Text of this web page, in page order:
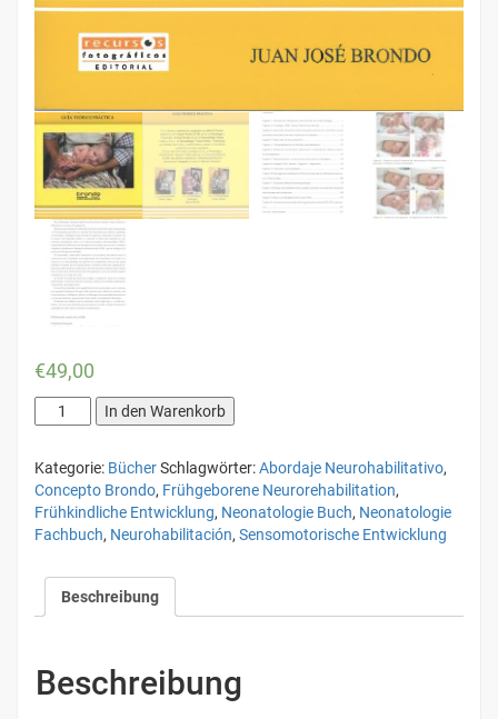
€49,00
Concepto
Brondo
Abordaje
Neurohabilitativo
en
Neonatología
Guía
Teórico-
In den Warenkorb
Kategorie: BücherSchlagwörter:Abordaje Neurohabilitativo,
Concepto Brondo, Frühgeborene Neurorehabilitation,
Frühkindliche Entwicklung, Neonatologie Buch, Neonatologie
Fachbuch, Neurohabilitación, Sensomotorische Entwicklung
Beschreibung
Beschreibung